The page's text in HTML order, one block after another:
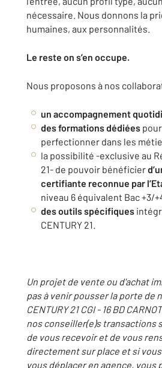
nécessaire. Nous donnons la
humaines, aux personnalités.
Le reste on s’en occupe.
Nous proposons à nos
un accompagnement
des formations dédiées
perfectionner dans les
la possibilité -exclusive au
21- de pouvoir bénéficier
certifiante reconnue par
niveau 6 équivalent Bac +3/
des outils spécifiques
CENTURY 21.
Un projet de vente ou d'achat
pas à venir pousser la porte de
CENTURY 21 CGI - 16 BD
nos conseiller(e)s transactions
de vous recevoir et de vous
directement sur place et si
vous déplacer en agence, vous